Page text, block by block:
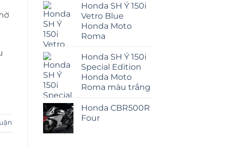
Honda SH Ý 150i
Vetro Blue
Honda Moto
Roma
Honda SH Ý 150i
Special Edition
Honda Moto
Roma màu trắng
Honda CBR500R
Four